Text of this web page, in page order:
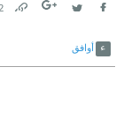
أوافق